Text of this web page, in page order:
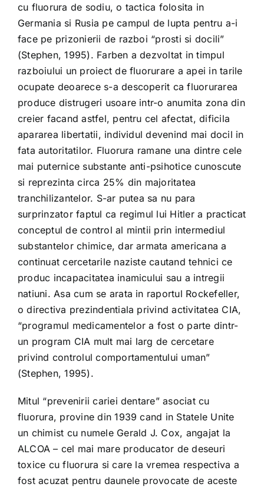
cu fluorura de sodiu, o tactica folosita in
Germania si Rusia pe campul de lupta pentru a-i
face pe prizonierii de razboi “prosti si docili”
(Stephen, 1995). Farben a dezvoltat in timpul
razboiului un proiect de fluorurare a apei in tarile
ocupate deoarece s-a descoperit ca fluorurarea
produce distrugeri usoare intr-o anumita zona din
creier facand astfel, pentru cel afectat, dificila
apararea libertatii, individul devenind mai docil in
fata autoritatilor. Fluorura ramane una dintre cele
mai puternice substante anti-psihotice cunoscute
si reprezinta circa 25% din majoritatea
tranchilizantelor. S-ar putea sa nu para
surprinzator faptul ca regimul lui Hitler a practicat
conceptul de control al mintii prin intermediul
substantelor chimice, dar armata americana a
continuat cercetarile naziste cautand tehnici ce
produc incapacitatea inamicului sau a intregii
natiuni. Asa cum se arata in raportul Rockefeller,
o directiva prezindentiala privind activitatea CIA,
“programul medicamentelor a fost o parte dintr-
un program CIA mult mai larg de cercetare
privind controlul comportamentului uman”
(Stephen, 1995).
Mitul “prevenirii cariei dentare” asociat cu
fluorura, provine din 1939 cand in Statele Unite
un chimist cu numele Gerald J. Cox, angajat la
ALCOA – cel mai mare producator de deseuri
toxice cu fluorura si care la vremea respectiva a
fost acuzat pentru daunele provocate de aceste